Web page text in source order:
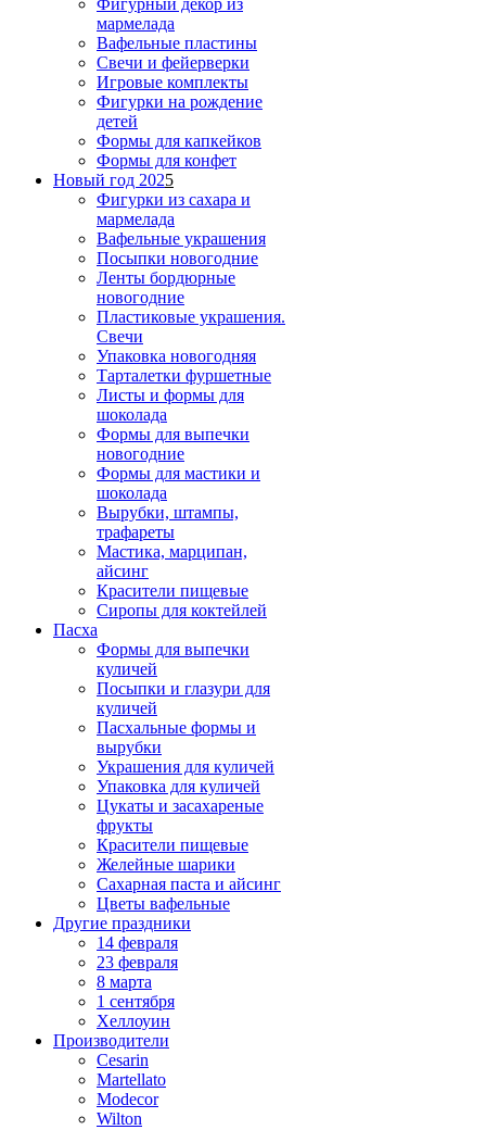
Фигурный декор из
мармелада
Вафельные пластины
Свечи и фейерверки
Игровые комплекты
Фигурки на рождение
детей
Формы для капкейков
Формы для конфет
Новый год 2025
Фигурки из сахара и
мармелада
Вафельные украшения
Посыпки новогодние
Ленты бордюрные
новогодние
Пластиковые украшения.
Свечи
Упаковка новогодняя
Тарталетки фуршетные
Листы и формы для
шоколада
Формы для выпечки
новогодние
Формы для мастики и
шоколада
Вырубки, штампы,
трафареты
Мастика, марципан,
айсинг
Красители пищевые
Сиропы для коктейлей
Пасха
Формы для выпечки
куличей
Посыпки и глазури для
куличей
Пасхальные формы и
вырубки
Украшения для куличей
Упаковка для куличей
Цукаты и засахареные
фрукты
Красители пищевые
Желейные шарики
Сахарная паста и айсинг
Цветы вафельные
Другие праздники
14 февраля
23 февраля
8 марта
1 сентября
Хеллоуин
Производители
Cesarin
Martellato
Modecor
Wilton